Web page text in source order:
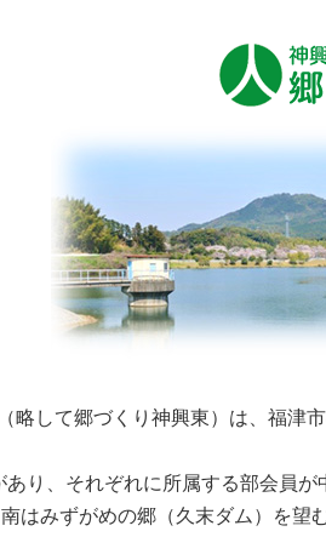
略して郷づくり神興東）は、福津
り、それぞれに所属する部会員
はみずがめの郷（久末ダム）を